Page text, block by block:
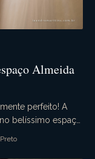
Almeida
perfeito! A
belíssimo espaço